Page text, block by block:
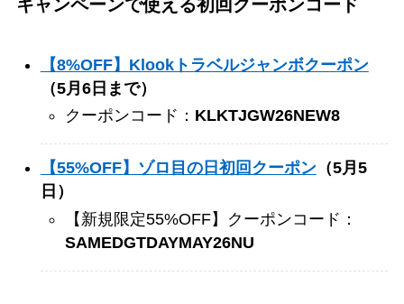
キャンペーンで使える初回クーポンコード
【8%OFF】Klookトラベルジャンボクーポン
（5月6日まで）
クーポンコード： KLKTJGW26NEW8
【55%OFF】ゾロ目の日初回クーポン（5月5
日）
【新規限定55%OFF】クーポンコード：
SAMEDGTDAYMAY26NU